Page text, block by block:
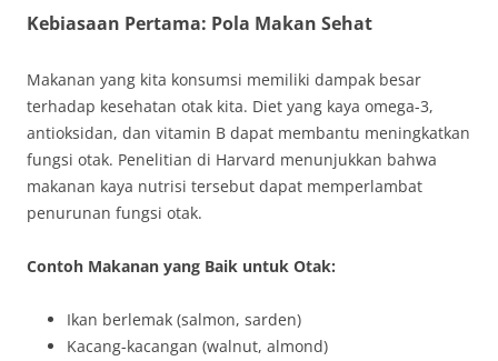
Kebiasaan Pertama: Pola Makan Sehat
Makanan yang kita konsumsi memiliki dampak besar
terhadap kesehatan otak kita. Diet yang kaya omega-3,
antioksidan, dan vitamin B dapat membantu meningkatkan
fungsi otak. Penelitian di Harvard menunjukkan bahwa
makanan kaya nutrisi tersebut dapat memperlambat
penurunan fungsi otak.
Contoh Makanan yang Baik untuk Otak:
Ikan berlemak (salmon, sarden)
Kacang-kacangan (walnut, almond)